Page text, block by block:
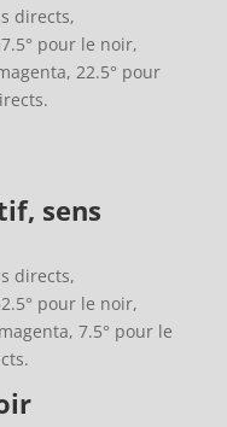
directs,
pour le noir,
22.5° pour
sens
directs,
pour le noir,
7.5° pour le